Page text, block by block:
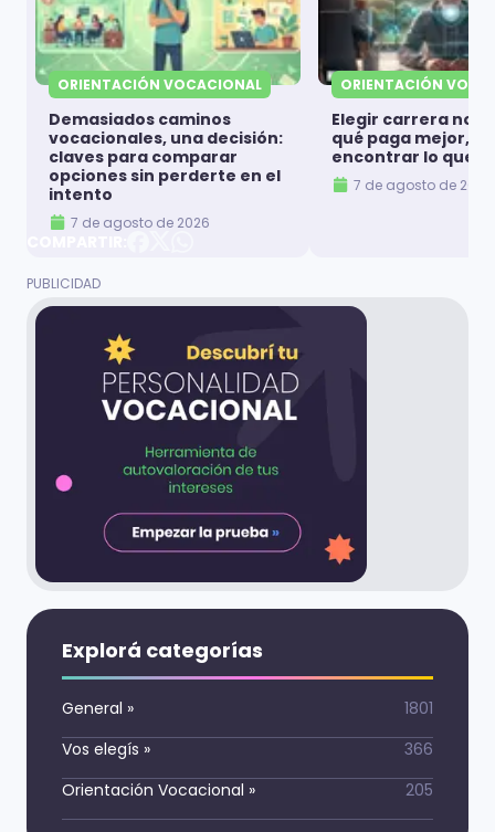
ORIENTACIÓN VOCACIONAL
Demasiados caminos
vocacionales, una decisión:
claves para comparar
opciones sin perderte en el
intento
7 de agosto de 2026
ORIENTACIÓN
Elegir carrera no
qué paga mejor, es
encontrar lo que
7 de agosto de 2026
Explorá categorías
General »
1801
Vos elegís »
366
Orientación Vocacional » 205